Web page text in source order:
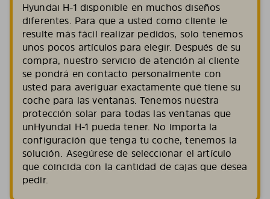
Hyundai H-1 disponible en muchos diseños
diferentes. Para que a usted como cliente le
resulte más fácil realizar pedidos, solo tenemos
unos pocos artículos para elegir. Después de su
compra, nuestro servicio de atención al cliente
se pondrá en contacto personalmente con
usted para averiguar exactamente qué tiene su
coche para las ventanas. Tenemos nuestra
protección solar para todas las ventanas que
unHyundai H-1 pueda tener. No importa la
configuración que tenga tu coche, tenemos la
solución. Asegúrese de seleccionar el artículo
que coincida con la cantidad de cajas que desea
pedir.